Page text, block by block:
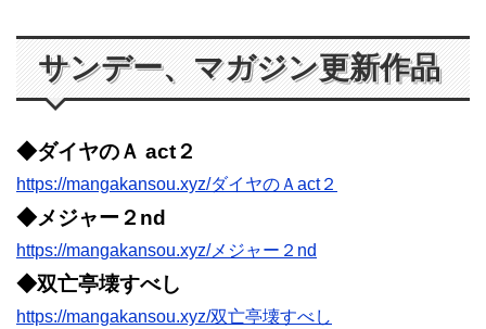
サンデー、マガジン更新作品
◆ダイヤのＡ act２
https://mangakansou.xyz/ダイヤのＡact２
◆メジャー２nd
https://mangakansou.xyz/メジャー２nd
◆双亡亭壊すべし
https://mangakansou.xyz/双亡亭壊すべし